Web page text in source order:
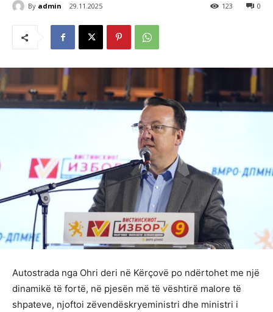
By admin 29.11.2025 0
123
Autostrada nga Ohri deri në Kërçovë po ndërtohet me një
dinamikë të fortë, në pjesën më të vështirë malore të
shpateve, njoftoi zëvendëskryeministri dhe ministri i